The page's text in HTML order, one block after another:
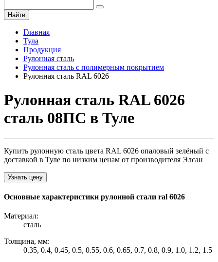
Найти
Главная
Тула
Продукция
Рулонная сталь
Рулонная сталь с полимерным покрытием
Рулонная сталь RAL 6026
Рулонная сталь RAL 6026
сталь 08ПС в Туле
Купить рулонную сталь цвета RAL 6026 опаловый зелёный с
доставкой в Туле по низким ценам от производителя Элсан
Узнать цену
Основные характеристики рулонной стали ral 6026
Материал:
сталь
Толщина, мм:
0.35, 0.4, 0.45, 0.5, 0.55, 0.6, 0.65, 0.7, 0.8, 0.9, 1.0, 1.2, 1.5